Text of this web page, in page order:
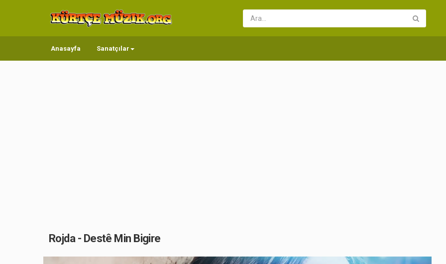
Anasayfa Sanatçılar
Rojda - Destê Min Bigire